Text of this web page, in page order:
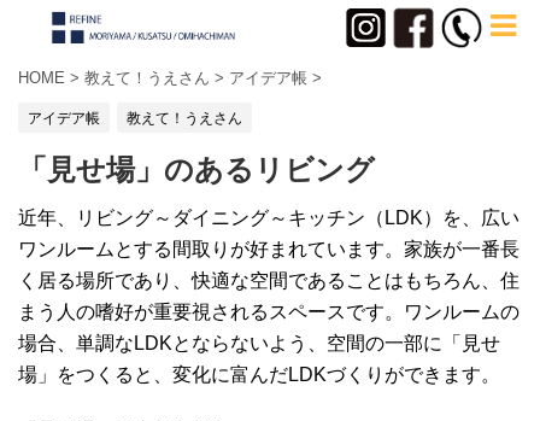
HOME > 教えて！うえさん > アイデア帳 >
アイデア帳 教えて！うえさん
「見せ場」のあるリビング
近年、リビング～ダイニング～キッチン（LDK）を、広い
ワンルームとする間取りが好まれています。家族が一番長
く居る場所であり、快適な空間であることはもちろん、住
まう人の嗜好が重要視されるスペースです。ワンルームの
場合、単調なLDKとならないよう、空間の一部に「見せ
場」をつくると、変化に富んだLDKづくりができます。